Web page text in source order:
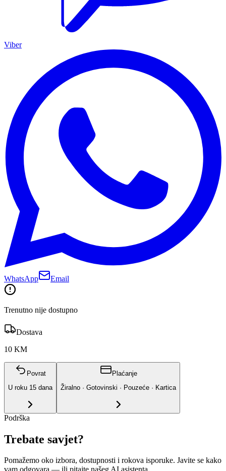
Viber
WhatsApp Email
Trenutno nije dostupno
Dostava
10 KM
Povrat
U roku 15 dana
Plaćanje
Žiralno · Gotovinski · Pouzeće · Kartica
Podrška
Trebate savjet?
Pomažemo oko izbora, dostupnosti i rokova isporuke. Javite se kako